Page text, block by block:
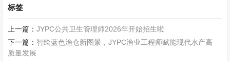
标签
上一篇：JYPC公共卫生管理师2026年开始招生啦
下一篇： 智绘蓝色渔仓新图景，JYPC渔业工程师赋能现代水产高
质量发展